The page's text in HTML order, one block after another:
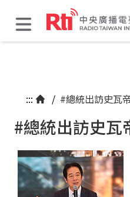
::: / #總統出訪史瓦
#總統出訪史瓦